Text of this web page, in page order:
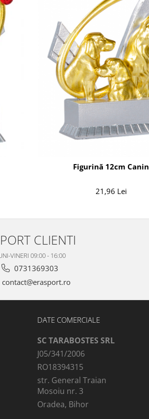
Figurină 12cm Canin
21,96 Lei
CLIENTI
VINERI 09:00 - 16:00
0731369303
contact@erasport.ro
DATE COMERCIALE
SC TARABOSTES SRL
J05/341/2006
RO18394315
str. General Traian
Mosoiu nr. 3
Oradea, Bihor